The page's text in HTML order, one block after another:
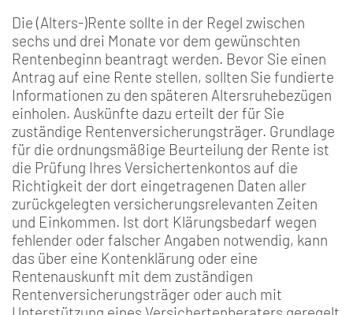
Die (Alters-)Rente sollte in der Regel zwischen
sechs und drei Monate vor dem gewünschten
Rentenbeginn beantragt werden. Bevor Sie einen
Antrag auf eine Rente stellen, sollten Sie fundierte
Informationen zu den späteren Altersruhebezü­gen
einholen. Auskünfte dazu erteilt der für Sie
zuständige Renten­versicherungsträger. Grundlage
für die ordnungsmäßige Beurteilung der Rente ist
die Prüfung Ihres Versichertenkontos auf die
Richtigkeit der dort eingetra­genen Daten aller
zurückge­legten versicherungsrelevan­ten Zeiten
und Einkommen. Ist dort Klärungsbedarf we­gen
fehlender oder falscher Angaben notwendig, kann
das über eine Kontenklärung oder eine
Rentenauskunft mit dem zuständigen
Rentenversicherungsträ­ger oder auch mit